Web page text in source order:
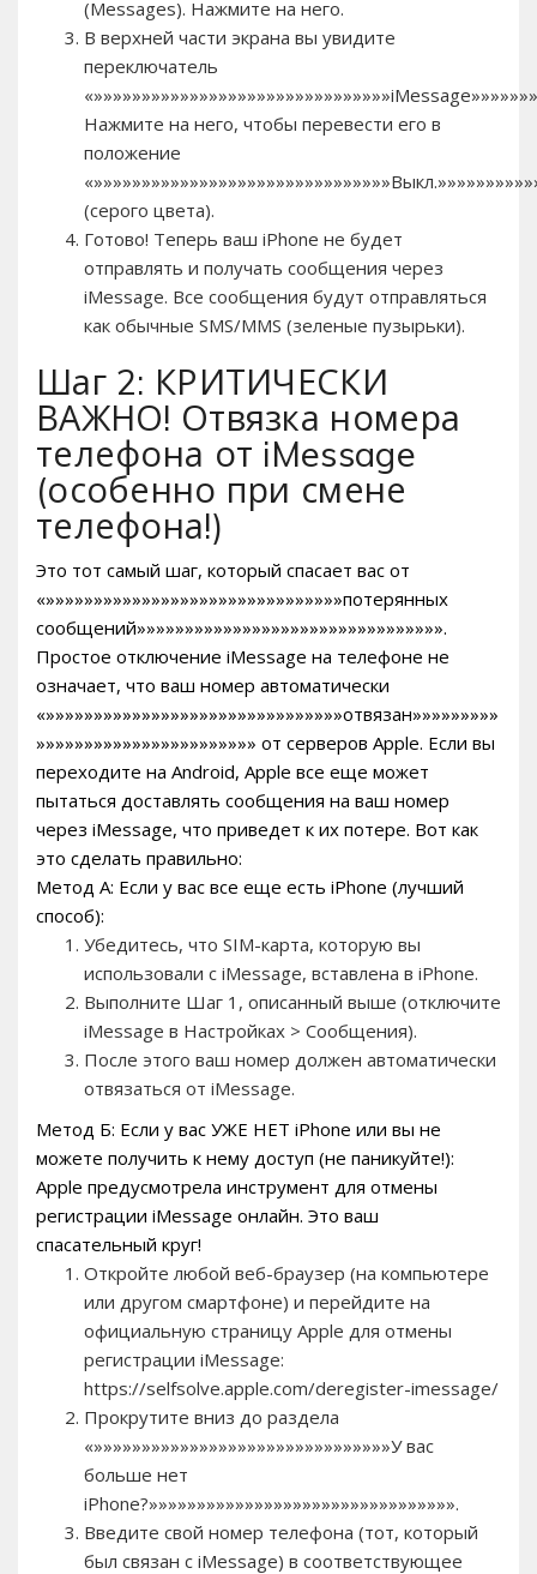
(Messages). Нажмите на него.
В верхней части экрана вы увидите
переключатель
Нажмите на него, чтобы перевести его в
положение
(серого цвета).
Готово! Теперь ваш iPhone не будет
отправлять и получать сообщения через
iMessage. Все сообщения будут отправляться
как обычные SMS/MMS (зеленые пузырьки).
Шаг 2: КРИТИЧЕСКИ
ВАЖНО! Отвязка номера
телефона от iMessage
(особенно при смене
телефона!)
Это тот самый шаг, который спасает вас от
«»»»»»»»»»»»»»»»»»»»»»»»»»»»»»»»потерянных
сообщений»»»»»»»»»»»»»»»»»»»»»»»»»»»»»»»».
Простое отключение iMessage на телефоне не
означает, что ваш номер автоматически
«»»»»»»»»»»»»»»»»»»»»»»»»»»»»»»»отвязан»»»»»»»»»
»»»»»»»»»»»»»»»»»»»»»»» от серверов Apple. Если вы
переходите на Android, Apple все еще может
пытаться доставлять сообщения на ваш номер
через iMessage, что приведет к их потере. Вот как
это сделать правильно:
Метод А: Если у вас все еще есть iPhone (лучший
способ):
Убедитесь, что SIM-карта, которую вы
использовали с iMessage, вставлена в iPhone.
Выполните Шаг 1, описанный выше (отключите
iMessage в Настройках > Сообщения).
После этого ваш номер должен автоматически
отвязаться от iMessage.
Метод Б: Если у вас УЖЕ НЕТ iPhone или вы не
можете получить к нему доступ (не паникуйте!):
Apple предусмотрела инструмент для отмены
регистрации iMessage онлайн. Это ваш
спасательный круг!
Откройте любой веб-браузер (на компьютере
или другом смартфоне) и перейдите на
официальную страницу Apple для отмены
регистрации iMessage:
https://selfsolve.apple.com/deregister-imessage/
Прокрутите вниз до раздела
«»»»»»»»»»»»»»»»»»»»»»»»»»»»»»»»У вас
больше нет
iPhone?»»»»»»»»»»»»»»»»»»»»»»»»»»»»»»»».
Введите свой номер телефона (тот, который
был связан с iMessage) в соответствующее